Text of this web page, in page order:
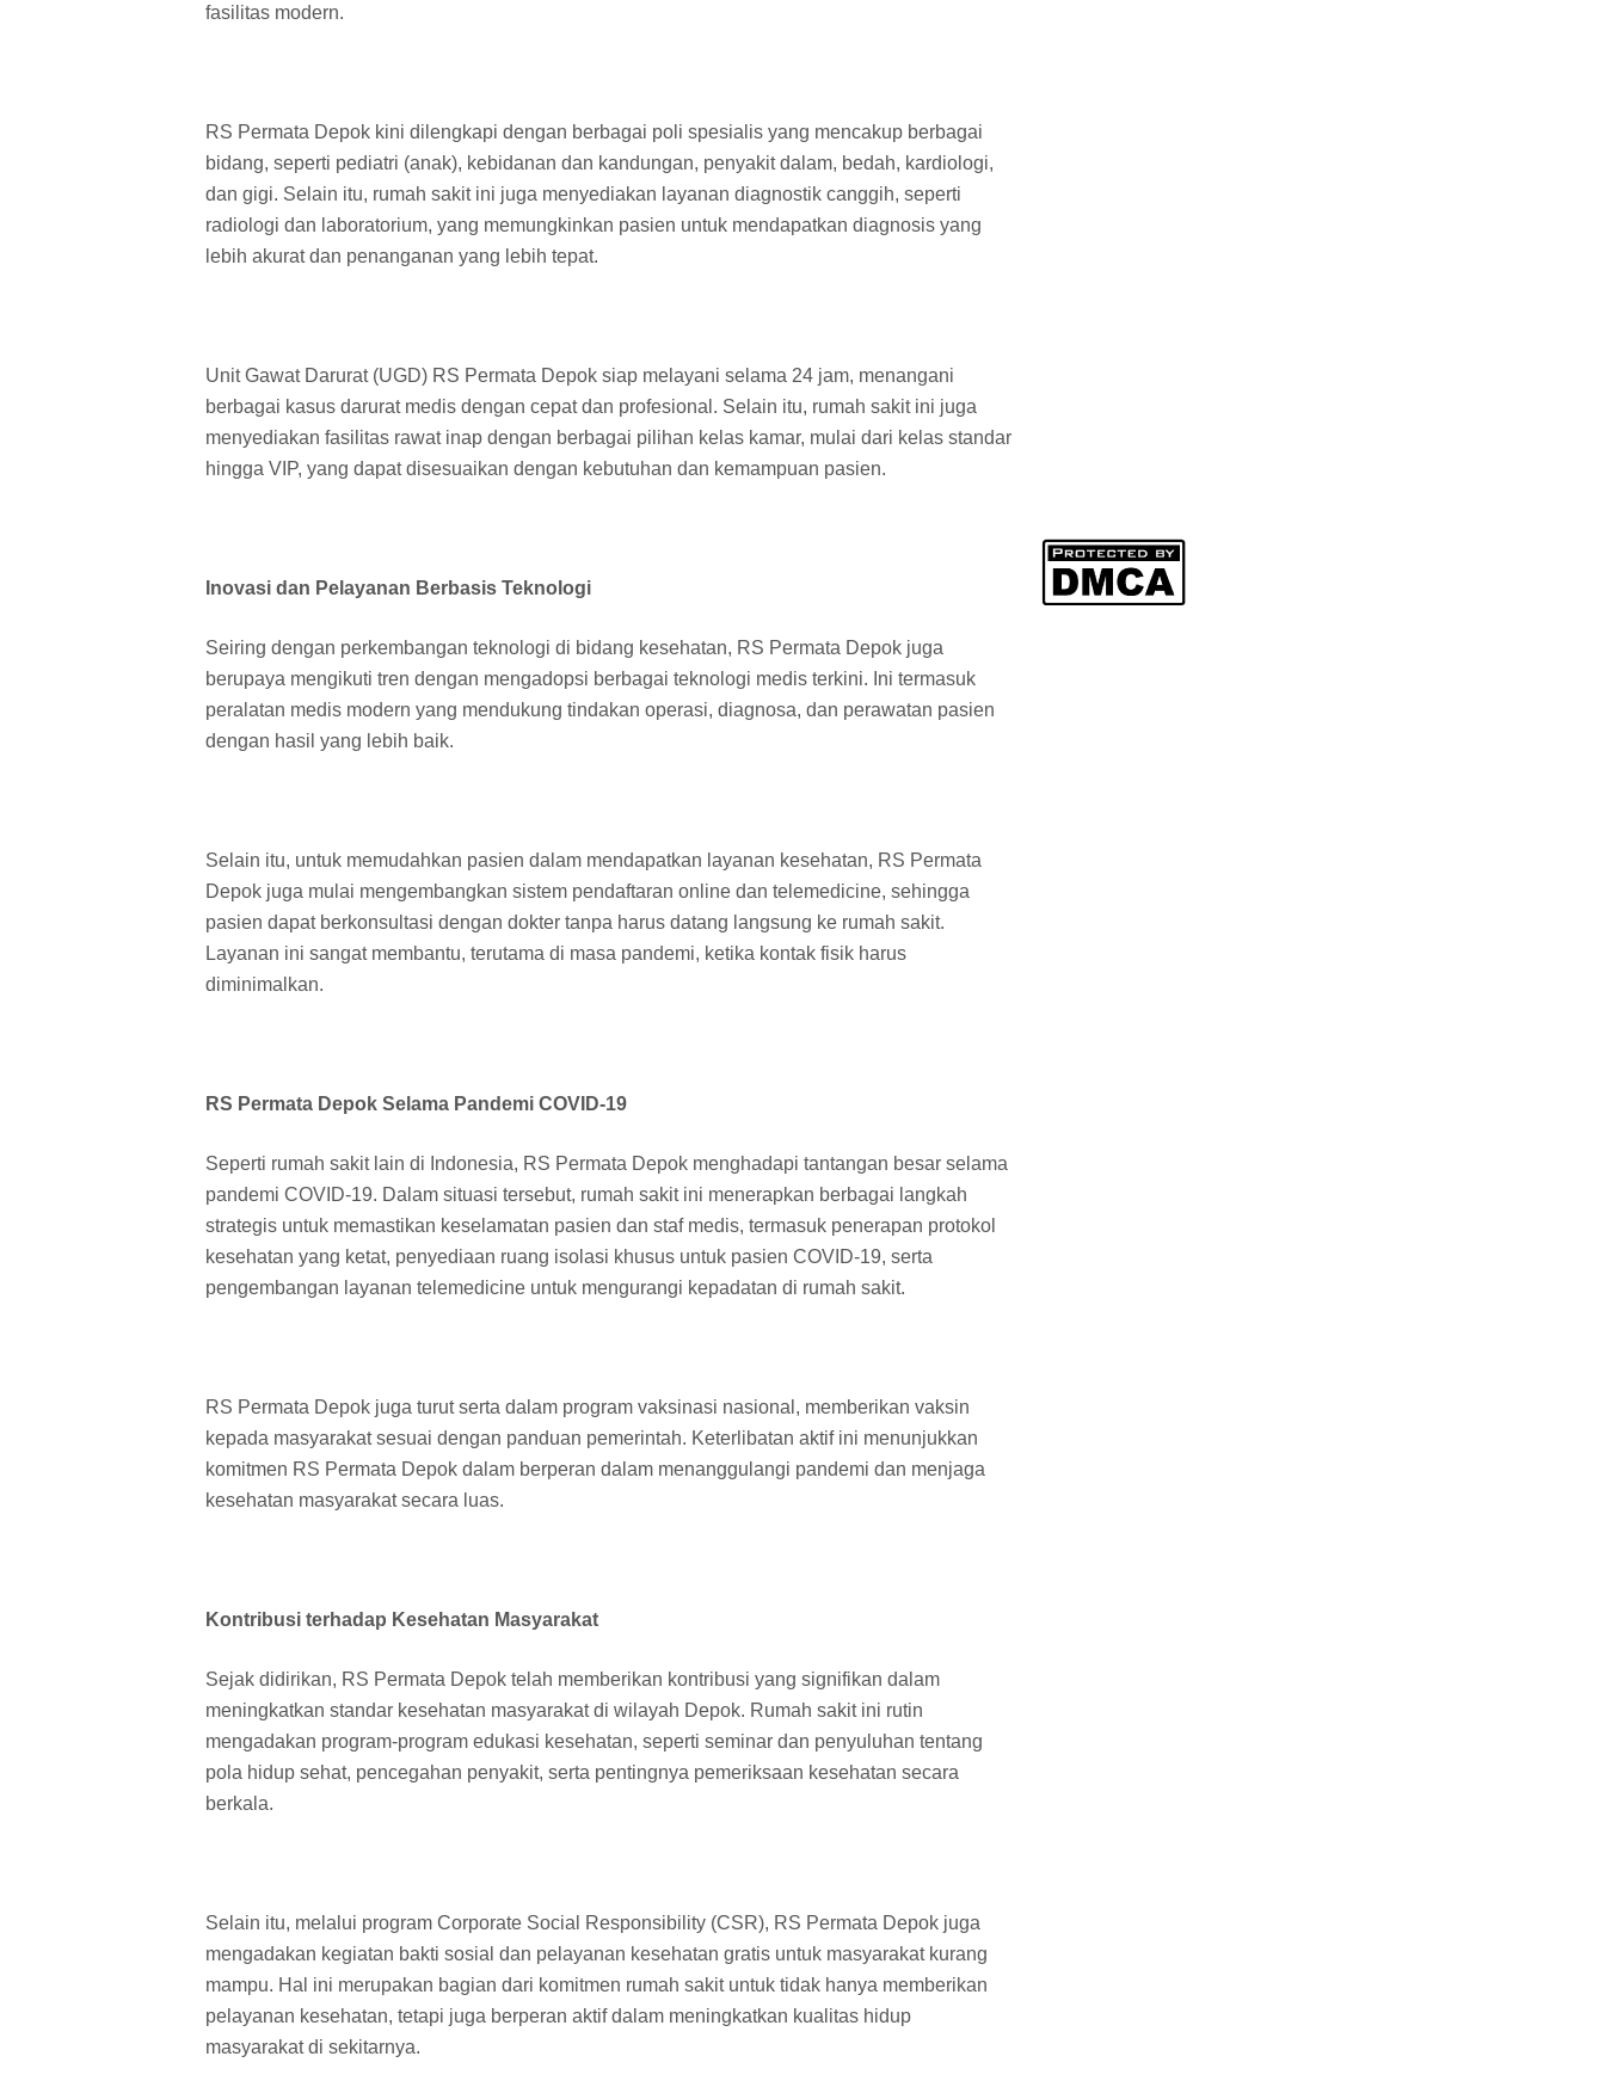
fasilitas modern.
RS Permata Depok kini dilengkapi dengan berbagai poli spesialis yang mencakup berbagai
bidang, seperti pediatri (anak), kebidanan dan kandungan, penyakit dalam, bedah, kardiologi,
dan gigi. Selain itu, rumah sakit ini juga menyediakan layanan diagnostik canggih, seperti
radiologi dan laboratorium, yang memungkinkan pasien untuk mendapatkan diagnosis yang
lebih akurat dan penanganan yang lebih tepat.
Unit Gawat Darurat (UGD) RS Permata Depok siap melayani selama 24 jam, menangani
berbagai kasus darurat medis dengan cepat dan profesional. Selain itu, rumah sakit ini juga
menyediakan fasilitas rawat inap dengan berbagai pilihan kelas kamar, mulai dari kelas standar
hingga VIP, yang dapat disesuaikan dengan kebutuhan dan kemampuan pasien.
Inovasi dan Pelayanan Berbasis Teknologi
Seiring dengan perkembangan teknologi di bidang kesehatan, RS Permata Depok juga
berupaya mengikuti tren dengan mengadopsi berbagai teknologi medis terkini. Ini termasuk
peralatan medis modern yang mendukung tindakan operasi, diagnosa, dan perawatan pasien
dengan hasil yang lebih baik.
Selain itu, untuk memudahkan pasien dalam mendapatkan layanan kesehatan, RS Permata
Depok juga mulai mengembangkan sistem pendaftaran online dan telemedicine, sehingga
pasien dapat berkonsultasi dengan dokter tanpa harus datang langsung ke rumah sakit.
Layanan ini sangat membantu, terutama di masa pandemi, ketika kontak fisik harus
diminimalkan.
RS Permata Depok Selama Pandemi COVID-19
Seperti rumah sakit lain di Indonesia, RS Permata Depok menghadapi tantangan besar selama
pandemi COVID-19. Dalam situasi tersebut, rumah sakit ini menerapkan berbagai langkah
strategis untuk memastikan keselamatan pasien dan staf medis, termasuk penerapan protokol
kesehatan yang ketat, penyediaan ruang isolasi khusus untuk pasien COVID-19, serta
pengembangan layanan telemedicine untuk mengurangi kepadatan di rumah sakit.
RS Permata Depok juga turut serta dalam program vaksinasi nasional, memberikan vaksin
kepada masyarakat sesuai dengan panduan pemerintah. Keterlibatan aktif ini menunjukkan
komitmen RS Permata Depok dalam berperan dalam menanggulangi pandemi dan menjaga
kesehatan masyarakat secara luas.
Kontribusi terhadap Kesehatan Masyarakat
Sejak didirikan, RS Permata Depok telah memberikan kontribusi yang signifikan dalam
meningkatkan standar kesehatan masyarakat di wilayah Depok. Rumah sakit ini rutin
mengadakan program-program edukasi kesehatan, seperti seminar dan penyuluhan tentang
pola hidup sehat, pencegahan penyakit, serta pentingnya pemeriksaan kesehatan secara
berkala.
Selain itu, melalui program Corporate Social Responsibility (CSR), RS Permata Depok juga
mengadakan kegiatan bakti sosial dan pelayanan kesehatan gratis untuk masyarakat kurang
mampu. Hal ini merupakan bagian dari komitmen rumah sakit untuk tidak hanya memberikan
pelayanan kesehatan, tetapi juga berperan aktif dalam meningkatkan kualitas hidup
masyarakat di sekitarnya.